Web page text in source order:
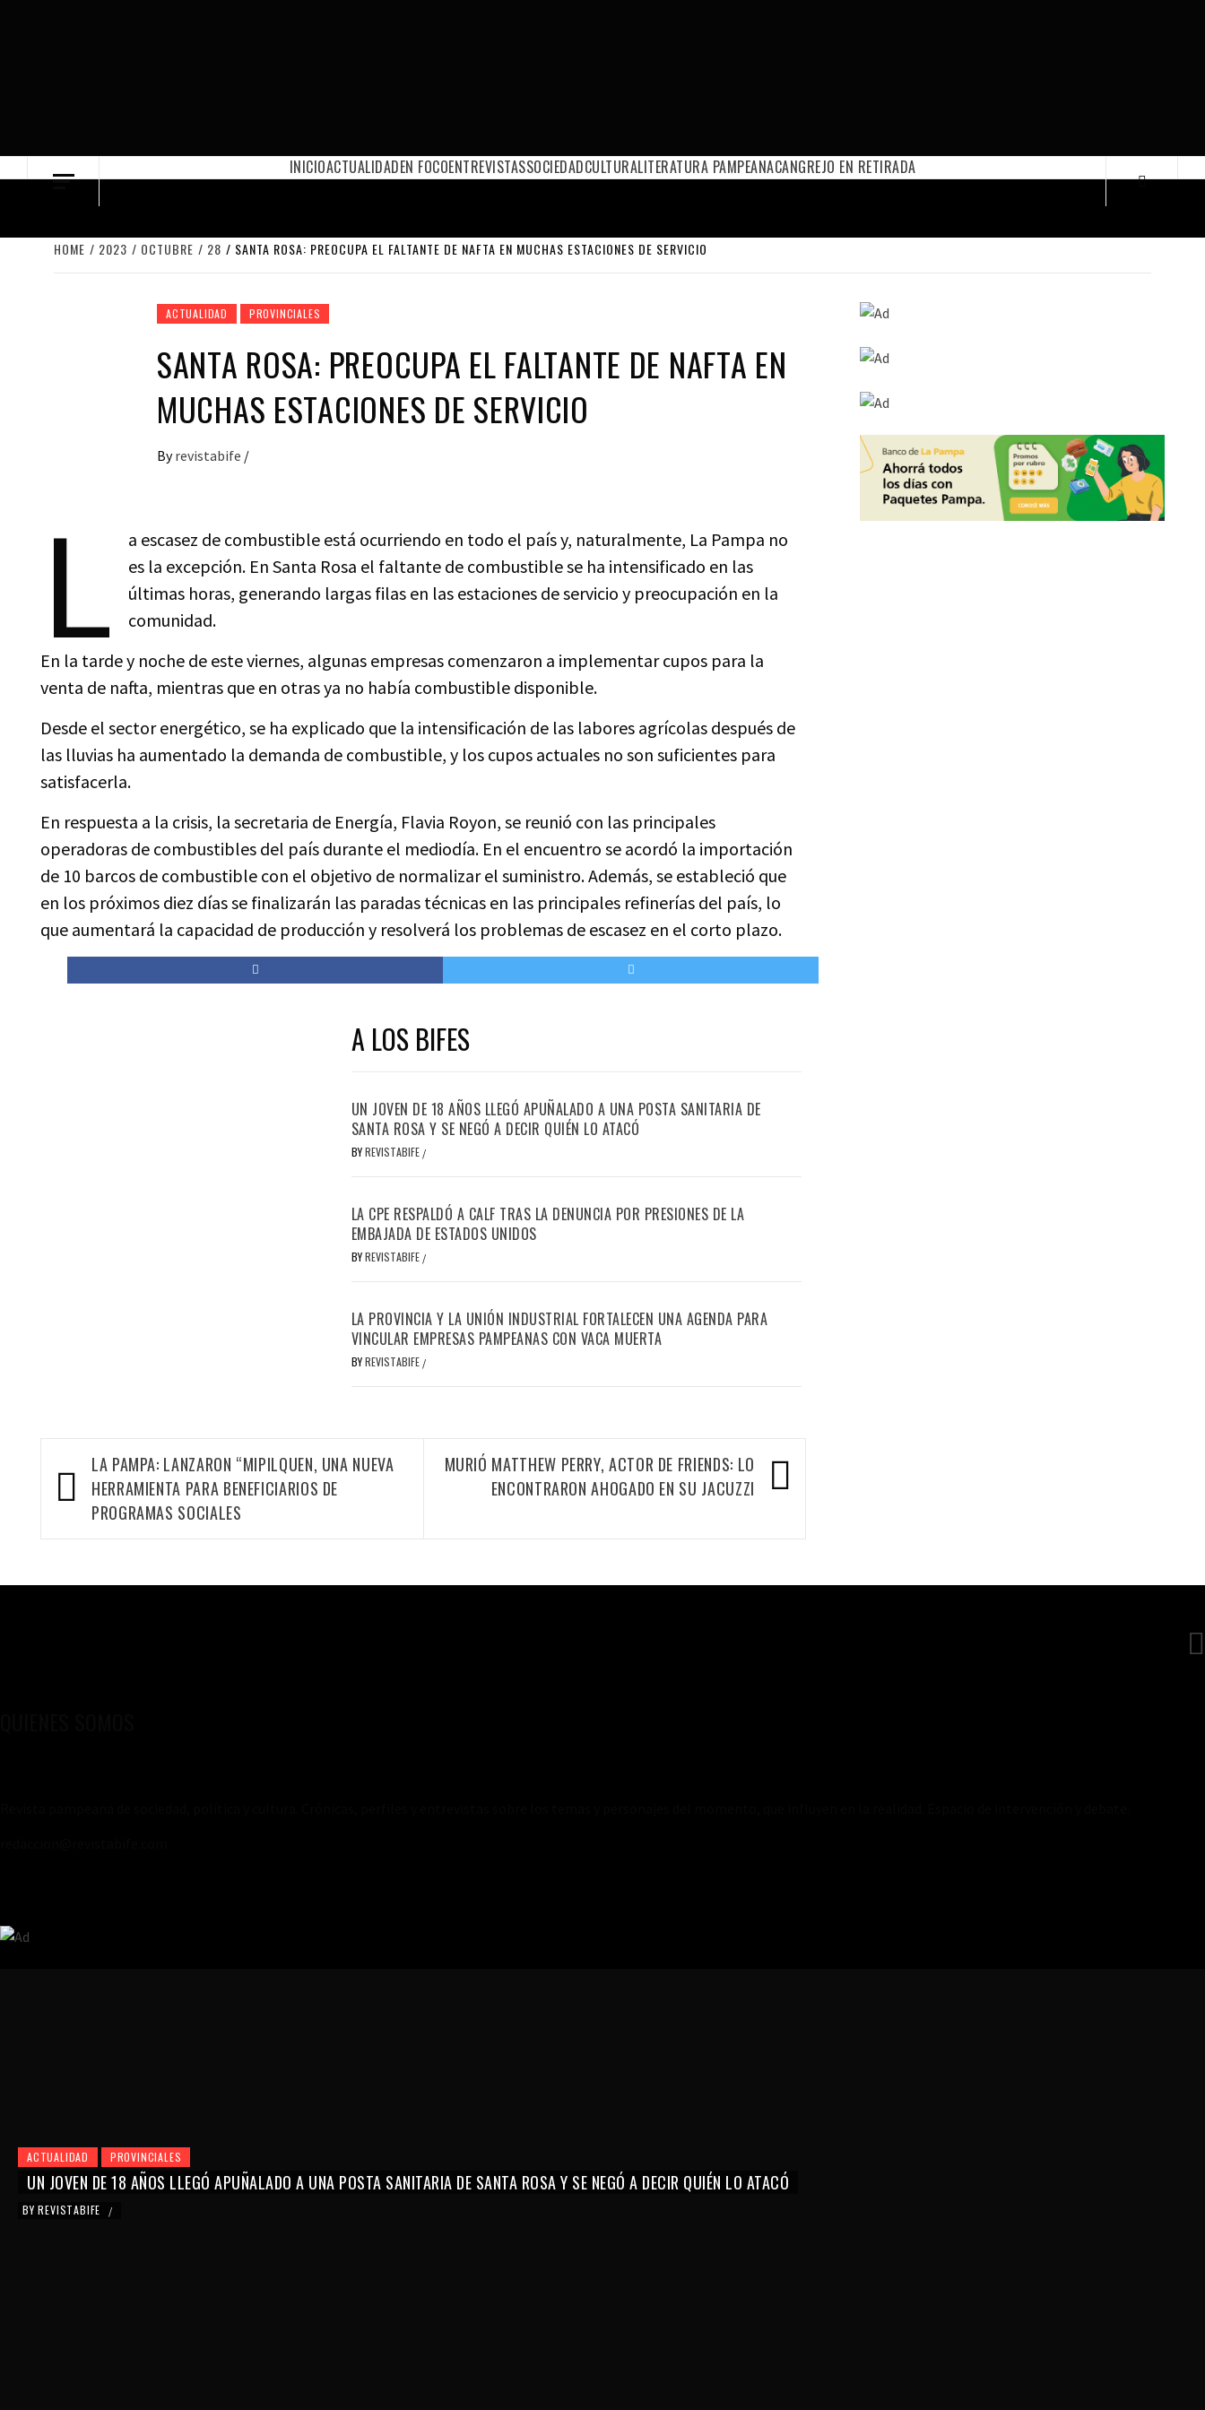
INICIOACTUALIDADEN FOCOENTREVISTASSOCIEDADCULTURALITERATURA PAMPEANACANGREJO EN RETIRADA
HOME 2023 OCTUBRE 28 SANTA ROSA: PREOCUPA EL FALTANTE DE NAFTA EN MUCHAS ESTACIONES DE SERVICIO
ACTUALIDAD PROVINCIALES
SANTA ROSA: PREOCUPA EL FALTANTE DE NAFTA EN
MUCHAS ESTACIONES DE SERVICIO
By revistabife /
L
a escasez de combustible está ocurriendo en todo el país y, naturalmente, La Pampa no
es la excepción. En Santa Rosa el faltante de combustible se ha intensificado en las
últimas horas, generando largas filas en las estaciones de servicio y preocupación en la
comunidad.
En la tarde y noche de este viernes, algunas empresas comenzaron a implementar cupos para la
venta de nafta, mientras que en otras ya no había combustible disponible.
Desde el sector energético, se ha explicado que la intensificación de las labores agrícolas después de
las lluvias ha aumentado la demanda de combustible, y los cupos actuales no son suficientes para
satisfacerla.
En respuesta a la crisis, la secretaria de Energía, Flavia Royon, se reunió con las principales
operadoras de combustibles del país durante el mediodía. En el encuentro se acordó la importación
de 10 barcos de combustible con el objetivo de normalizar el suministro. Además, se estableció que
en los próximos diez días se finalizarán las paradas técnicas en las principales refinerías del país, lo
que aumentará la capacidad de producción y resolverá los problemas de escasez en el corto plazo.
A LOS BIFES
UN JOVEN DE 18 AÑOS LLEGÓ APUÑALADO A UNA POSTA SANITARIA DE
SANTA ROSA Y SE NEGÓ A DECIR QUIÉN LO ATACÓ
BY REVISTABIFE /
LA CPE RESPALDÓ A CALF TRAS LA DENUNCIA POR PRESIONES DE LA
EMBAJADA DE ESTADOS UNIDOS
BY REVISTABIFE /
LA PROVINCIA Y LA UNIÓN INDUSTRIAL FORTALECEN UNA AGENDA PARA
VINCULAR EMPRESAS PAMPEANAS CON VACA MUERTA
BY REVISTABIFE /
Navegación
de
entradas
LA PAMPA: LANZARON “MIPILQUEN, UNA NUEVA
HERRAMIENTA PARA BENEFICIARIOS DE
PROGRAMAS SOCIALES
MURIÓ MATTHEW PERRY, ACTOR DE FRIENDS: LO
ENCONTRARON AHOGADO EN SU JACUZZI
ACTUALIDAD PROVINCIALES
UN JOVEN DE 18 AÑOS LLEGÓ APUÑALADO A UNA POSTA SANITARIA DE SANTA ROSA Y SE NEGÓ A DECIR QUIÉN LO ATACÓ
BY REVISTABIFE /